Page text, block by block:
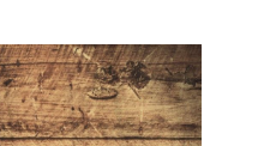
at fors...